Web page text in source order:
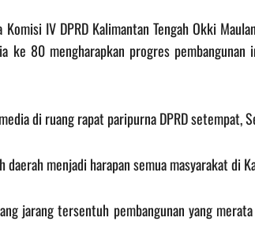
IV DPRD Kalimantan Tengah Okki
ke 80 mengharapkan progres
di ruang rapat paripurna DPRD setempat,
menjadi harapan semua masyarakat di
jarang tersentuh pembangunan yang